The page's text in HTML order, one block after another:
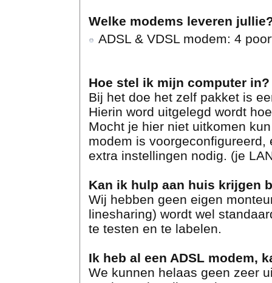
Welke modems leveren
ADSL & VDSL modem: 4
Hoe stel ik mijn computer in?
Bij het doe het zelf pakket is
Hierin word uitgelegd wordt
Mocht je hier niet uitkomen
modem is
extra instellingen nodig. (je
Kan ik hulp aan huis krijgen
Wij hebben geen eigen
linesharing) wordt wel
te testen en te labelen.
Ik heb al een ADSL modem,
We kunnen helaas geen zeer